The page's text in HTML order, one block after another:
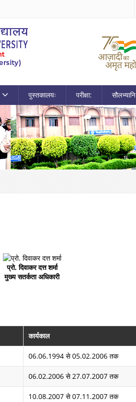
पुस्तकालयः परीक्षा: सौलभ्यानि
प्रो. दिवाकर दत्त शर्मा
मुख्य सतर्कता अधिकारी
कार्यकाल
06.06.1994 से 05.02.2006 तक
06.02.2006 से 27.07.2007 तक
10.08.2007 से 07.11.2007 तक